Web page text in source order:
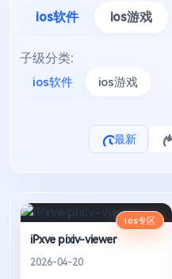
ios软件
ios游戏
子级分类:
ios软件 ios游戏
最新
ios专区
iPxve pixiv-viewer
2026-04-20